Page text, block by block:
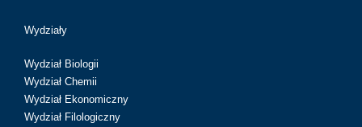
Wydziały
Wydział Biologii
Wydział Chemii
Wydział Ekonomiczny
Wydział Filologiczny